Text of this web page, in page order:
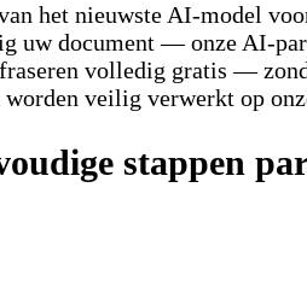
het nieuwste AI-model
uw document — onze AI-
volledig gratis —
veilig verwerkt op
stappen